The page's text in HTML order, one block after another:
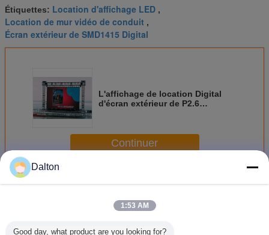
Étiquettes: Location d'affichage LED ,
Location de mur vidéo de conduit ,
Écran extérieur de SMD1415 Digital
L'affichage de location Digital
d'écran extérieur de P2.6
Continuer
PlusLa location extérieure a mené l'écran
Dalton
1:53 AM
Good day, what product are you looking for?